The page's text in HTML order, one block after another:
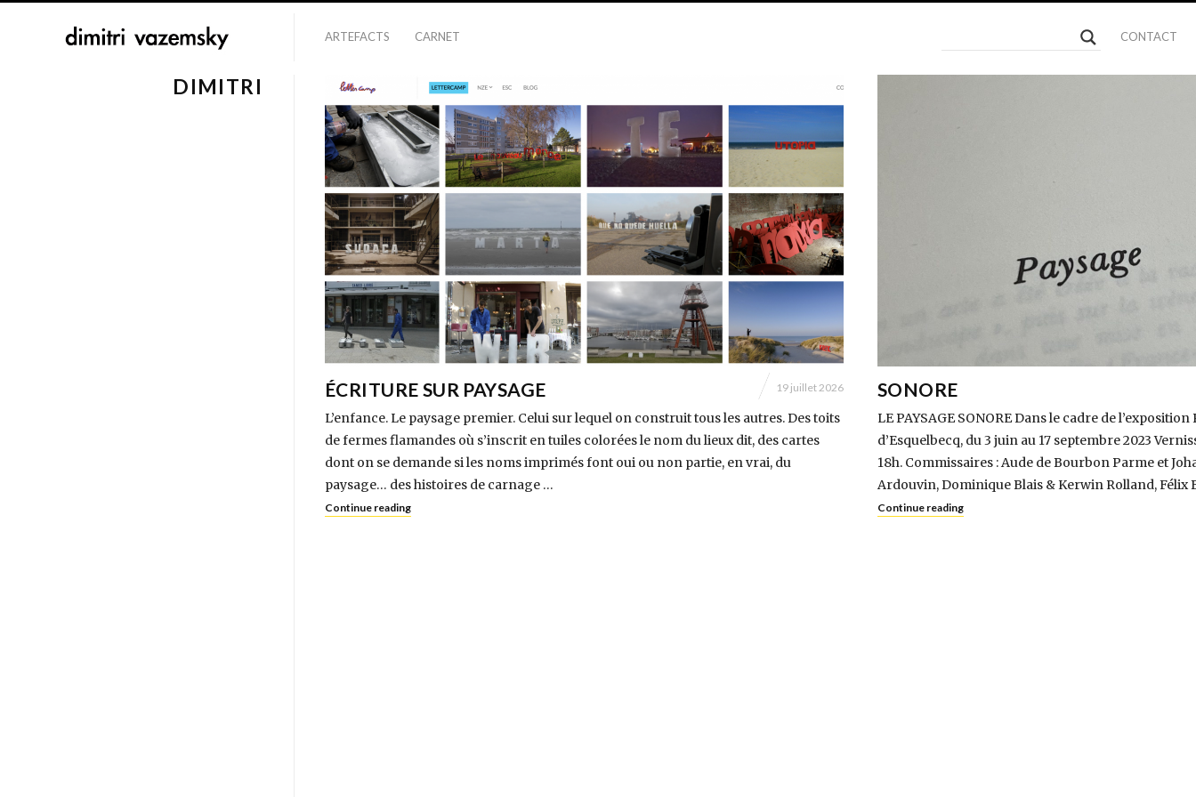
ARTEFACTS CARNET CONTACT
ÉCRITURE SUR PAYSAGE 19 juillet 2026
L’enfance. Le paysage premier. Celui sur lequel on construit tous les autres. Des toits
de fermes flamandes où s’inscrit en tuiles colorées le nom du lieux dit, des cartes
dont on se demande si les noms imprimés font oui ou non partie, en vrai, du
paysage… des histoires de carnage …
Continue reading
SONORE
LE PAYSAGE SONORE Dans le cadre de l’exposition
d’Esquelbecq, du 3 juin au 17 septembre 2023
18h. Commissaires : Aude de Bourbon Parme et
Ardouvin, Dominique Blais & Kerwin Rolland, Félix
Continue reading
DIMITRI